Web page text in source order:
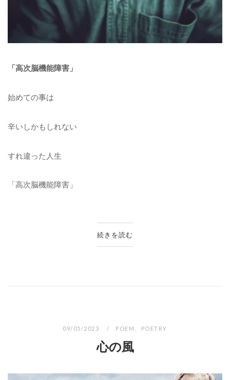
「高次脳機能障害」
始めての事は
辛いしかもしれない
すれ違った人生
「高次脳機能障害」
続きを読む
09/05/2023 POEM POETRY
心の風